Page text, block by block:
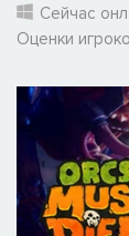
Сейчас
Оценки